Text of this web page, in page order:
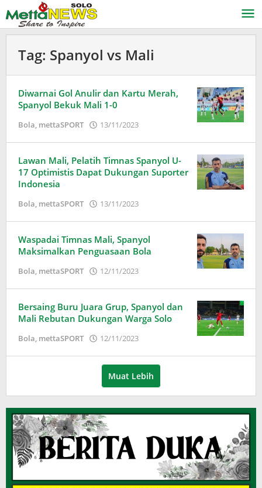
ke
konten
Tag: Spanyol vs Mali
Diwarnai Gol Anulir dan Kartu Merah,
Spanyol Bekuk Mali 1-0
Bola, mettaSPORT 13/11/2023
Wardani
Lawan Mali, Pelatih Timnas Spanyol U-
17 Optimistis Dapat Dukungan Suporter
Indonesia
Bola, mettaSPORT 13/11/2023
Wardani
Waspadai Timnas Mali, Spanyol
Maksimalkan Penguasaan Bola
Bola, mettaSPORT 12/11/2023
Wardani
Bersaing Buru Juara Grup, Spanyol dan
Mali Rebutan Dukungan Warga Solo
Bola, mettaSPORT 12/11/2023
Wardani
Muat Lebih